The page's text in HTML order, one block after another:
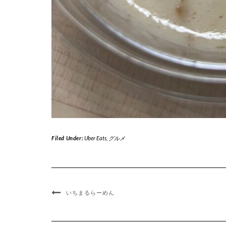
Filed Under:Uber Eats, グルメ
いちまるらーめん